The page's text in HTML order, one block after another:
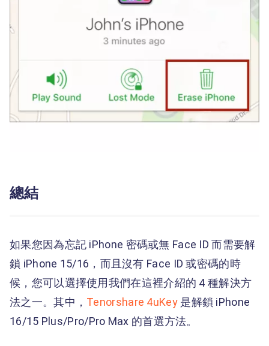
總結
如果您因為忘記 iPhone 密碼或無 Face ID 而需要解
鎖 iPhone 15/16，而且沒有 Face ID 或密碼的時
候，您可以選擇使用我們在這裡介紹的 4 種解決方
法之一。其中， Tenorshare 4uKey是解鎖 iPhone
16/15 Plus/Pro/Pro Max 的首選方法。